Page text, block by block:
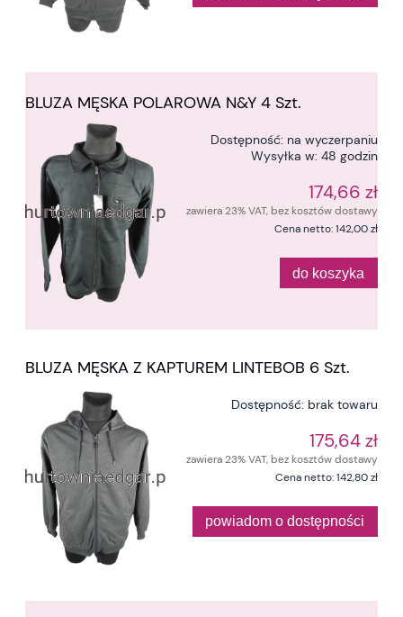
BLUZA MĘSKA POLAROWA N&Y 4 Szt.
Dostępność: na wyczerpaniu
Wysyłka w: 48 godzin
174,66 zł
zawiera 23% VAT, bez kosztów dostawy
Cena netto:142,00 zł
do koszyka
BLUZA MĘSKA Z KAPTUREM LINTEBOB 6 Szt.
Dostępność: brak towaru
175,64 zł
zawiera 23% VAT, bez kosztów dostawy
Cena netto:142,80 zł
powiadom o dostępności